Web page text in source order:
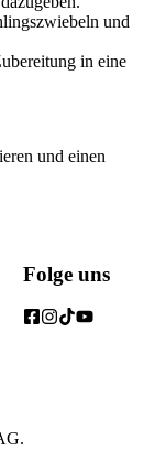
und
in eine
und einen
Folge uns